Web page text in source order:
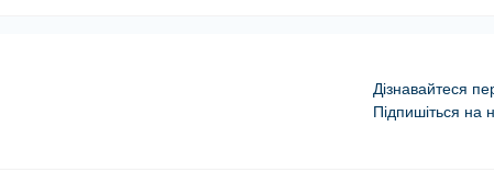
Дізнавайтеся
Підпишіться на